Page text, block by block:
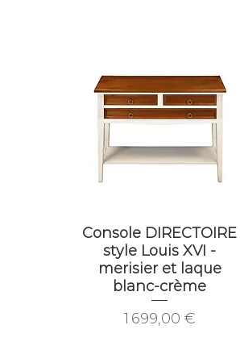
Console DIRECTOIRE
style Louis XVI -
merisier et laque
blanc-crème
Prix
1 699,00 €